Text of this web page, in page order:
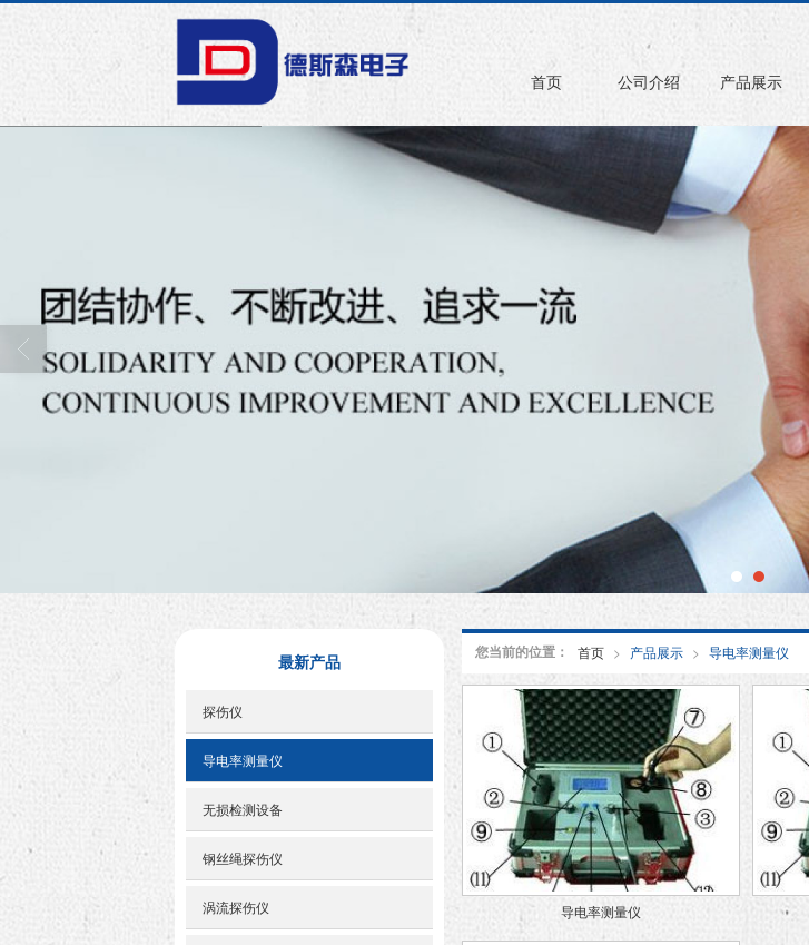
首页 公司介绍 产品展示
您当前的位置： 首页 > 产品展示 > 导电率测量仪
导电率测量仪
最新产品
探伤仪
导电率测量仪
无损检测设备
钢丝绳探伤仪
涡流探伤仪